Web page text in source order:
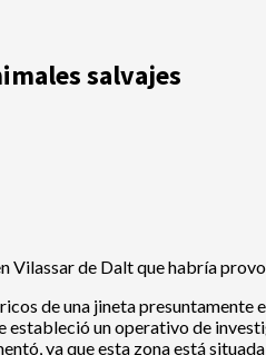
salvajes
Vilassar de Dalt que habría
de una jineta presuntamente
un operativo de
ya que esta zona está